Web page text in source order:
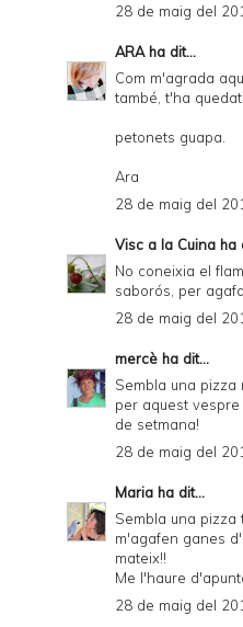
28 de maig del
ARAha dit...
Com m'agrada
també, t'ha
petonets guapa.
Ara
28 de maig del
Visc a la Cuina ha
No coneixia el
saborós, per
28 de maig del
mercè ha dit...
Sembla una pizza
per aquest
de setmana!
28 de maig del
Maria ha dit...
Sembla una pizza
m'agafen ganes
mateix!!
Me l'haure
28 de maig del